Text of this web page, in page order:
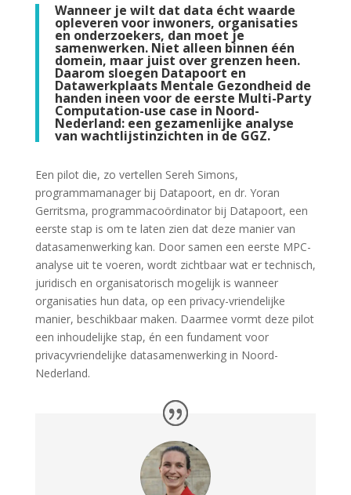
Wanneer je wilt dat data écht waarde
opleveren voor inwoners, organisaties
en onderzoekers, dan moet je
samenwerken. Niet alleen binnen één
domein, maar juist over grenzen heen.
Daarom sloegen Datapoort en
Datawerkplaats Mentale Gezondheid de
handen ineen voor de eerste Multi-Party
Computation-use case in Noord-
Nederland: een gezamenlijke analyse
van wachtlijstinzichten in de GGZ.
Een pilot die, zo vertellen Sereh Simons,
programmamanager bij Datapoort, en dr. Yoran
Gerritsma, programmacoördinator bij Datapoort, een
eerste stap is om te laten zien dat deze manier van
datasamenwerking kan. Door samen een eerste MPC-
analyse uit te voeren, wordt zichtbaar wat er technisch,
juridisch en organisatorisch mogelijk is wanneer
organisaties hun data, op een privacy-vriendelijke
manier, beschikbaar maken. Daarmee vormt deze pilot
een inhoudelijke stap, én een fundament voor
privacyvriendelijke datasamenwerking in Noord-
Nederland.